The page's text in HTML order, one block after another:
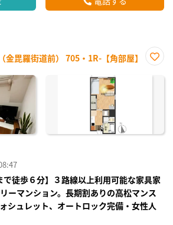
金毘羅街道前） 705・1R-【角部屋】
に入
で徒歩６分】３路線以上利用可能な家具家
ーマンション。長期割ありの高松マンス
シュレット、オートロック完備・女性人